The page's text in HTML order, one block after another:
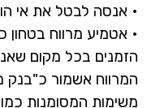
• אנסה לבטל את אי
• אטמיע מרווח בטחון
הזמנים בכל מקום
המרווח אשמור כ"בנק
משימות המסומנות